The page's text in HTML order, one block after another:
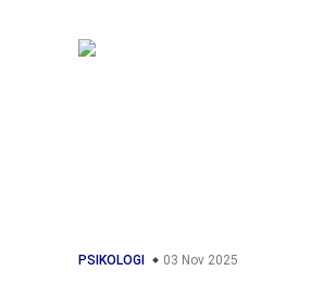
PSIKOLOGI 03 Nov 2025